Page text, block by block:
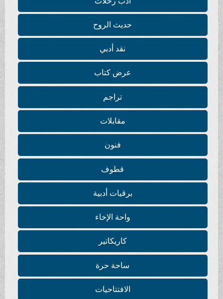
حديث الروح
نقد أدبي
عرض كتاب
تراجم
مقابلات
فنون
قطوف
برقيات أدبية
واحة الإخاء
كاريكاتير
ساحة حرة
الافتتاحيات